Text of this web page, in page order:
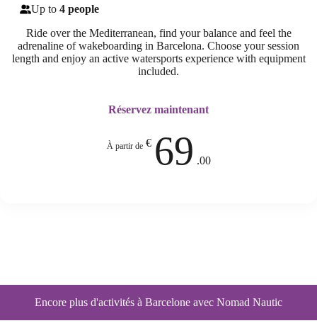
Up to 4 people
Ride over the Mediterranean, find your balance and feel the
adrenaline of wakeboarding in Barcelona. Choose your session
length and enjoy an active watersports experience with equipment
included.
Réservez maintenant
À partir de€ 69 .00
Encore plus d'activités à Barcelone avec Nomad Nautic